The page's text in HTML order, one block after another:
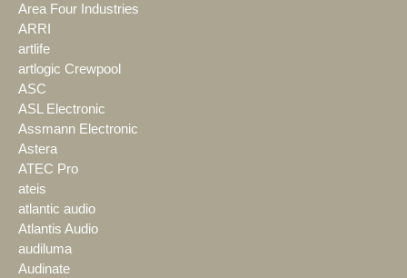
Area Four Industries
ARRI
artlife
artlogic Crewpool
ASC
ASL Electronic
Assmann Electronic
Astera
ATEC Pro
ateis
atlantic audio
Atlantis Audio
audiluma
Audinate